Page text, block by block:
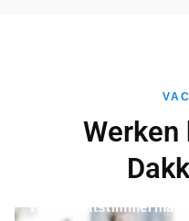
Werken
Werkplaatstimmerman